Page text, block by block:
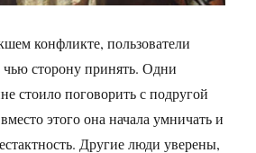
конфликте, пользователи
чью сторону принять. Одни
стоило поговорить с подругой
этого она начала умничать и
Другие люди уверены,